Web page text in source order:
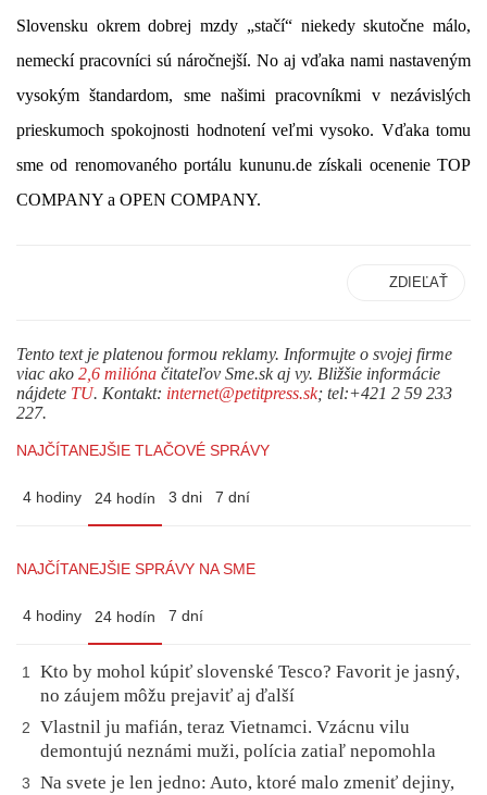
Slovensku okrem dobrej mzdy „stačí“ niekedy skutočne málo,
nemeckí pracovníci sú náročnejší. No aj vďaka nami nastaveným
vysokým štandardom, sme našimi pracovníkmi v nezávislých
prieskumoch spokojnosti hodnotení veľmi vysoko. Vďaka tomu
sme od renomovaného portálu kununu.de získali ocenenie TOP
COMPANY a OPEN COMPANY.
ZDIEĽAŤ
Tento text je platenou formou reklamy. Informujte o svojej firme
viac ako 2,6 milióna čitateľov Sme.sk aj vy. Bližšie informácie
nájdete TU. Kontakt: internet@petitpress.sk; tel:+421 2 59 233
227.
NAJČÍTANEJŠIE TLAČOVÉ SPRÁVY
4 hodiny 24 hodín 3 dni 7 dní
NAJČÍTANEJŠIE SPRÁVY NA SME
4 hodiny 24 hodín 7 dní
1
Kto by mohol kúpiť slovenské Tesco? Favorit je jasný,
no záujem môžu prejaviť aj ďalší
2
Vlastnil ju mafián, teraz Vietnamci. Vzácnu vilu
demontujú neznámi muži, polícia zatiaľ nepomohla
3
Na svete je len jedno: Auto, ktoré malo zmeniť dejiny,